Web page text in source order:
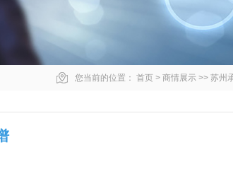
您当前的位置： 首页 > 商情展示 >> 苏州